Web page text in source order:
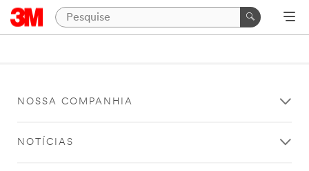
NOSSA COMPANHIA
NOTÍCIAS